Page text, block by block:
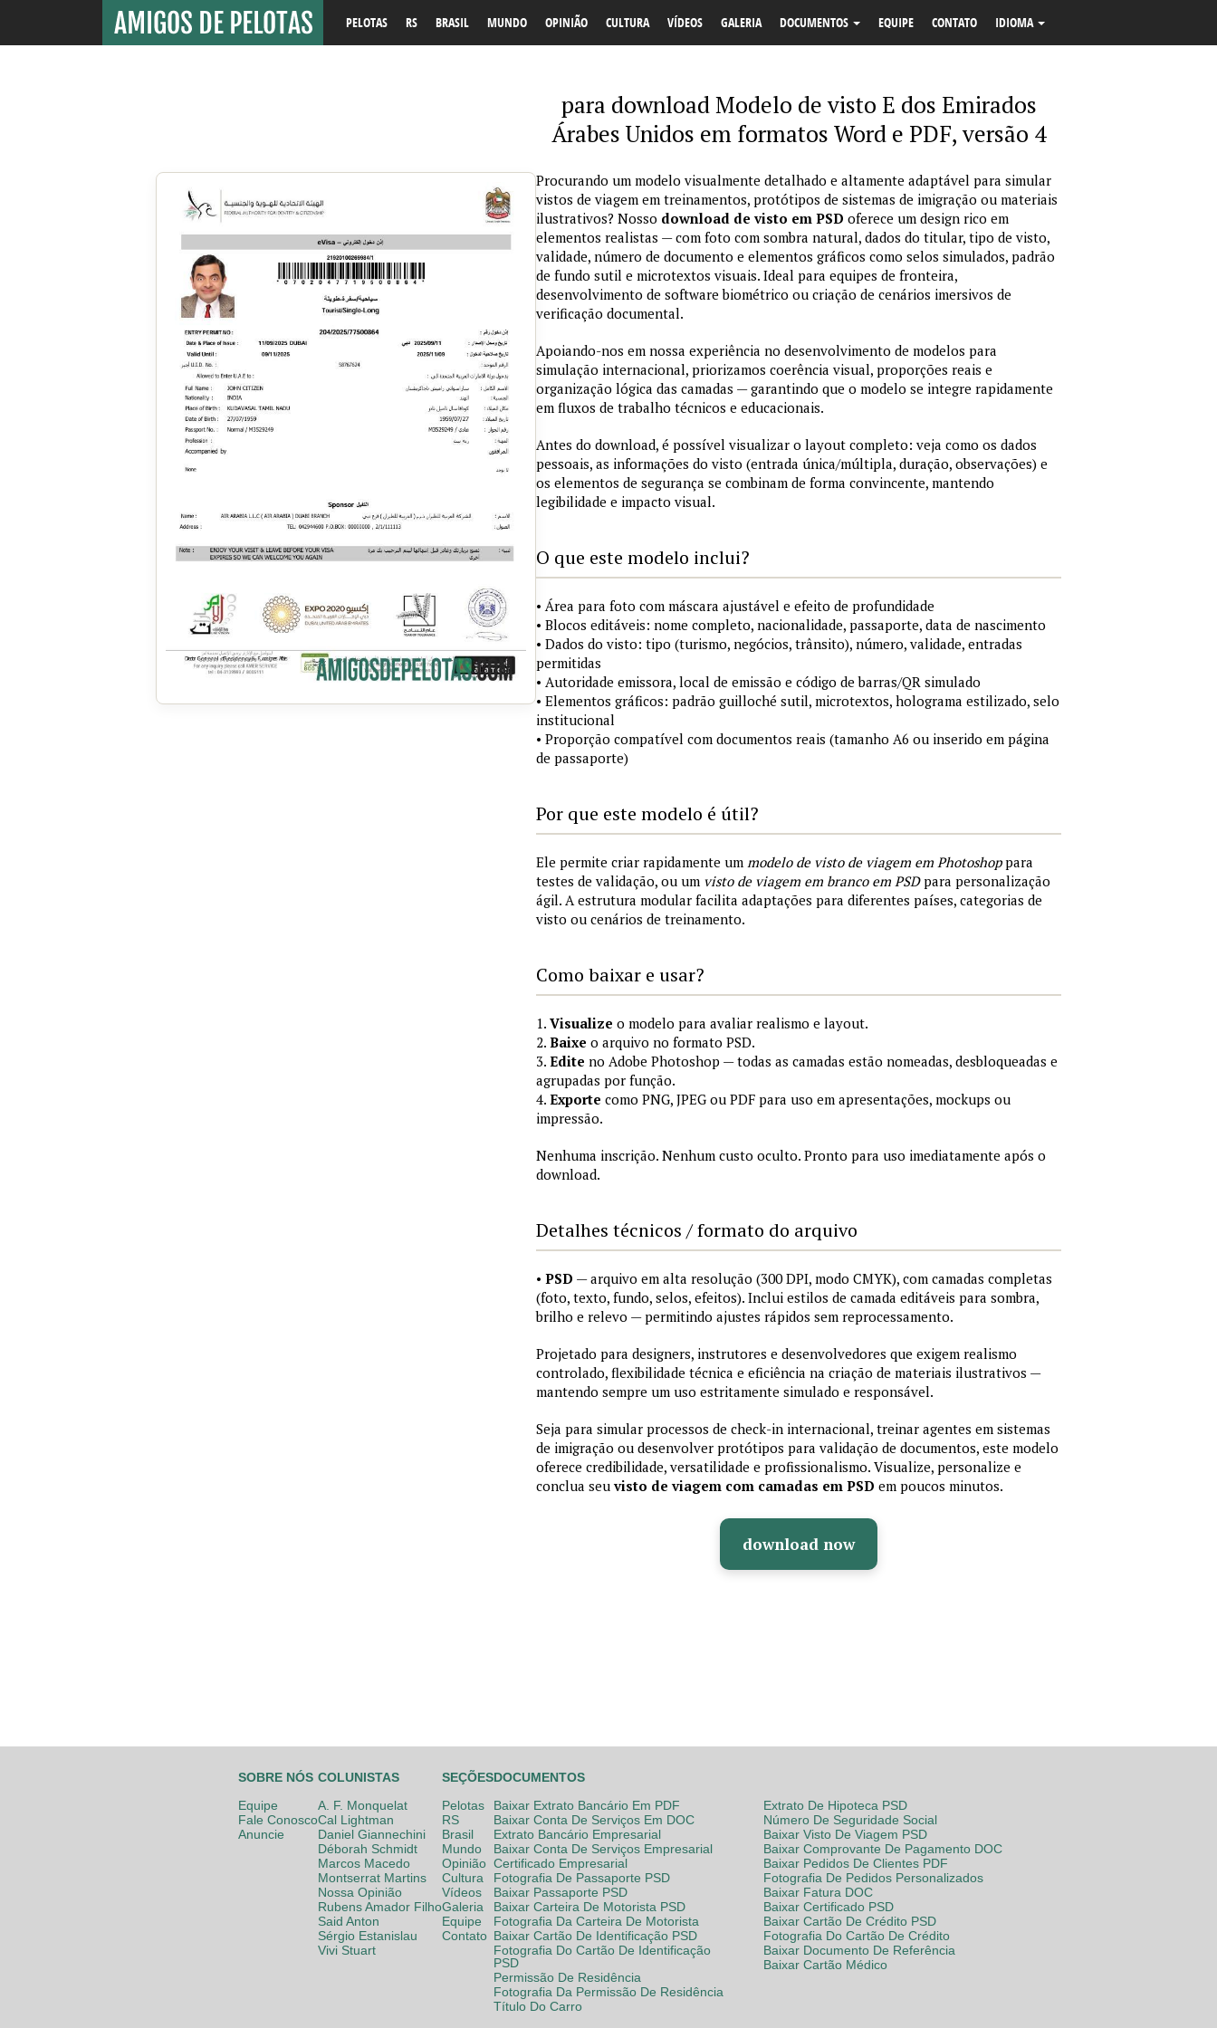
PELOTAS RS BRASIL MUNDO OPINIÃO CULTURA VÍDEOS GALERIA DOCUMENTOS EQUIPE CONTATO IDIOMA
para download Modelo de visto E dos Emirados
Árabes Unidos em formatos Word e PDF, versão 4
Procurando um modelo visualmente detalhado e altamente adaptável para simular
vistos de viagem em treinamentos, protótipos de sistemas de imigração ou materiais
ilustrativos? Nosso download de visto em PSD oferece um design rico em
elementos realistas — com foto com sombra natural, dados do titular, tipo de visto,
validade, número de documento e elementos gráficos como selos simulados, padrão
de fundo sutil e microtextos visuais. Ideal para equipes de fronteira,
desenvolvimento de software biométrico ou criação de cenários imersivos de
verificação documental.
Apoiando-nos em nossa experiência no desenvolvimento de modelos para
simulação internacional, priorizamos coerência visual, proporções reais e
organização lógica das camadas — garantindo que o modelo se integre rapidamente
em fluxos de trabalho técnicos e educacionais.
Antes do download, é possível visualizar o layout completo: veja como os dados
pessoais, as informações do visto (entrada única/múltipla, duração, observações) e
os elementos de segurança se combinam de forma convincente, mantendo
legibilidade e impacto visual.
O que este modelo inclui?
• Área para foto com máscara ajustável e efeito de profundidade
• Blocos editáveis: nome completo, nacionalidade, passaporte, data de nascimento
• Dados do visto: tipo (turismo, negócios, trânsito), número, validade, entradas
permitidas
• Autoridade emissora, local de emissão e código de barras/QR simulado
• Elementos gráficos: padrão guilloché sutil, microtextos, holograma estilizado, selo
institucional
• Proporção compatível com documentos reais (tamanho A6 ou inserido em página
de passaporte)
Por que este modelo é útil?
Ele permite criar rapidamente um modelo de visto de viagem em Photoshoppara
testes de validação, ou um visto de viagem em branco em PSDpara personalização
ágil. A estrutura modular facilita adaptações para diferentes países, categorias de
visto ou cenários de treinamento.
Como baixar e usar?
1. Visualize o modelo para avaliar realismo e layout.
2. Baixe o arquivo no formato PSD.
3. Edite no Adobe Photoshop — todas as camadas estão nomeadas, desbloqueadas e
agrupadas por função.
4. Exporte como PNG, JPEG ou PDF para uso em apresentações, mockups ou
impressão.
Nenhuma inscrição. Nenhum custo oculto. Pronto para uso imediatamente após o
download.
Detalhes técnicos / formato do arquivo
• PSD — arquivo em alta resolução (300 DPI, modo CMYK), com camadas completas
(foto, texto, fundo, selos, efeitos). Inclui estilos de camada editáveis para sombra,
brilho e relevo — permitindo ajustes rápidos sem reprocessamento.
Projetado para designers, instrutores e desenvolvedores que exigem realismo
controlado, flexibilidade técnica e eficiência na criação de materiais ilustrativos —
mantendo sempre um uso estritamente simulado e responsável.
Seja para simular processos de check-in internacional, treinar agentes em sistemas
de imigração ou desenvolver protótipos para validação de documentos, este modelo
oferece credibilidade, versatilidade e profissionalismo. Visualize, personalize e
conclua seuvisto de viagem com camadas em PSD em poucos minutos.
download now
SOBRE NÓS
Equipe
Fale Conosco
Anuncie
COLUNISTAS
A. F. Monquelat
Cal Lightman
Daniel Giannechini
Déborah Schmidt
Marcos Macedo
Montserrat Martins
Nossa Opinião
Rubens Amador Filho
Said Anton
Sérgio Estanislau
Vivi Stuart
SEÇÕES
Pelotas
RS
Brasil
Mundo
Opinião
Cultura
Vídeos
Galeria
Equipe
Contato
DOCUMENTOS
Baixar Extrato Bancário Em PDF
Baixar Conta De Serviços Em DOC
Extrato Bancário Empresarial
Baixar Conta De Serviços Empresarial
Certificado Empresarial
Fotografia De Passaporte PSD
Baixar Passaporte PSD
Baixar Carteira De Motorista PSD
Fotografia Da Carteira De Motorista
Baixar Cartão De Identificação PSD
Fotografia Do Cartão De Identificação
PSD
Permissão De Residência
Fotografia Da Permissão De Residência
Título Do Carro
Extrato De Hipoteca PSD
Número De Seguridade Social
Baixar Visto De Viagem PSD
Baixar Comprovante De Pagamento DOC
Baixar Pedidos De Clientes PDF
Fotografia De Pedidos Personalizados
Baixar Fatura DOC
Baixar Certificado PSD
Baixar Cartão De Crédito PSD
Fotografia Do Cartão De Crédito
Baixar Documento De Referência
Baixar Cartão Médico